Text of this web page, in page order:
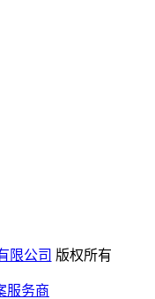
限公司 版权所有
服务商